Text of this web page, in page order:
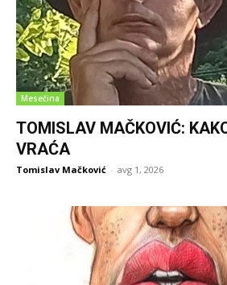
Mesečina
TOMISLAV MAČKOVIĆ:
VRAĆA
Tomislav Mačković - avg 1, 2026